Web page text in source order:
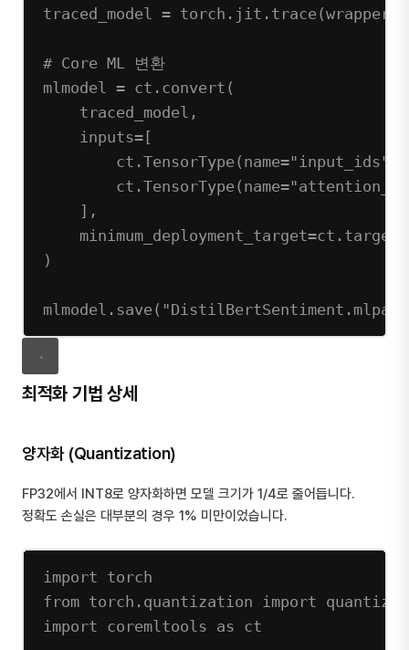
traced_model = torch.jit.trace(wrapper,
# Core ML 변환
mlmodel = ct.convert(
traced_model,
inputs= [
ct.TensorType( name="input_ids"
ct.TensorType( name=
],
minimum_deployment_target=
)
mlmodel.save(
최적화 기법 상세
양자화 (Quantization)
FP32에서 INT8로 양자화하면 모델 크기가 1/4로 줄어듭니다.
정확도 손실은 대부분의 경우 1% 미만이었습니다.
import torch
from torch.quantization import
import coremltools as ct